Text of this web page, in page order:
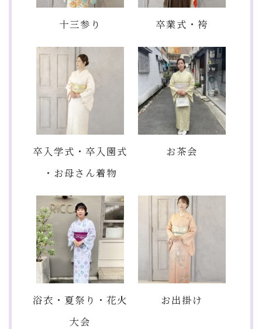
十三参り 卒業式・袴
卒入学式・卒入園式
・お母さん着物
お茶会
浴衣・夏祭り・花火
大会
お出掛け